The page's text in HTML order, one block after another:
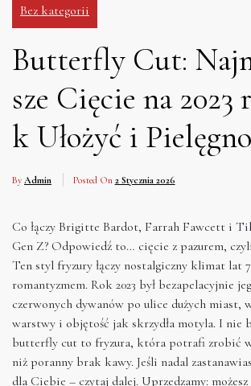
Bez kategorii
Butterfly Cut:
sze Cięcie na 2023
k Ułożyć i
By Admin Posted On 2 Stycznia 2026
Co łączy Brigitte Bardot, Farrah Fawcett i
Gen Z? Odpowiedź to… cięcie z pazurem,
Ten styl fryzury łączy nostalgiczny klimat lat
romantyzmem. Rok 2023 był bezapelacyjnie
czerwonych dywanów po ulice dużych miast,
warstwy i objętość jak skrzydła motyla. I nie
butterfly cut to fryzura, która potrafi zrobić
niż poranny brak kawy. Jeśli nadal
dla Ciebie – czytaj dalej. Uprzedzamy: